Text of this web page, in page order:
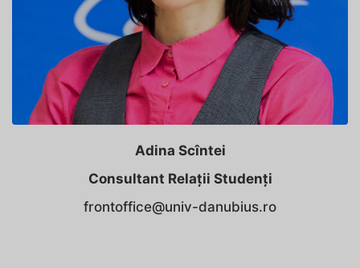
Adina Scîntei
Consultant Relații Studenți
frontoffice@univ-danubius.ro